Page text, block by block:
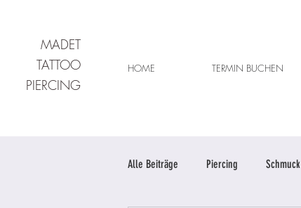
MADET
TATTOO
PIERCING
HOME TERMIN BUCHEN
Alle Beiträge Piercing Schmuck